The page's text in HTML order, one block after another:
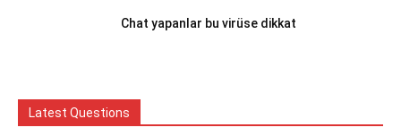
Chat yapanlar bu virüse dikkat
Latest Questions